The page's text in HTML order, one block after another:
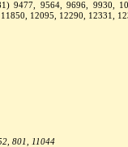
9477, 9564, 9696, 9930,
12095, 12290, 12331,
801, 11044